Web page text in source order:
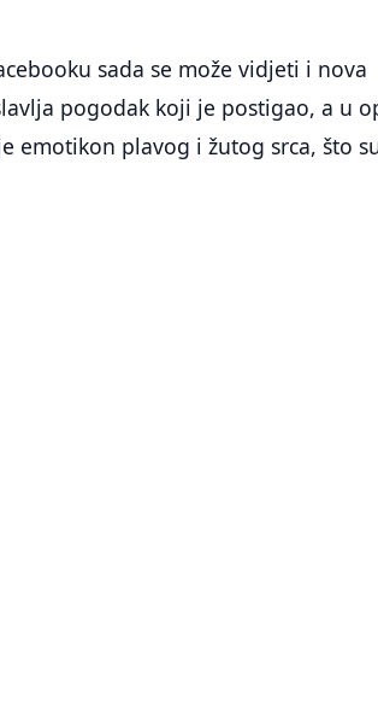
sada se može vidjeti i nova
pogodak koji je postigao, a u
emotikon plavog i žutog srca, što